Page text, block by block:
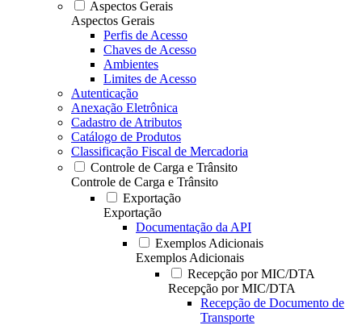
Aspectos Gerais
Aspectos Gerais
Perfis de Acesso
Chaves de Acesso
Ambientes
Limites de Acesso
Autenticação
Anexação Eletrônica
Cadastro de Atributos
Catálogo de Produtos
Classificação Fiscal de Mercadoria
Controle de Carga e Trânsito
Controle de Carga e Trânsito
Exportação
Exportação
Documentação da API
Exemplos Adicionais
Exemplos Adicionais
Recepção por MIC/DTA
Recepção por MIC/DTA
Recepção de Documento de
Transporte